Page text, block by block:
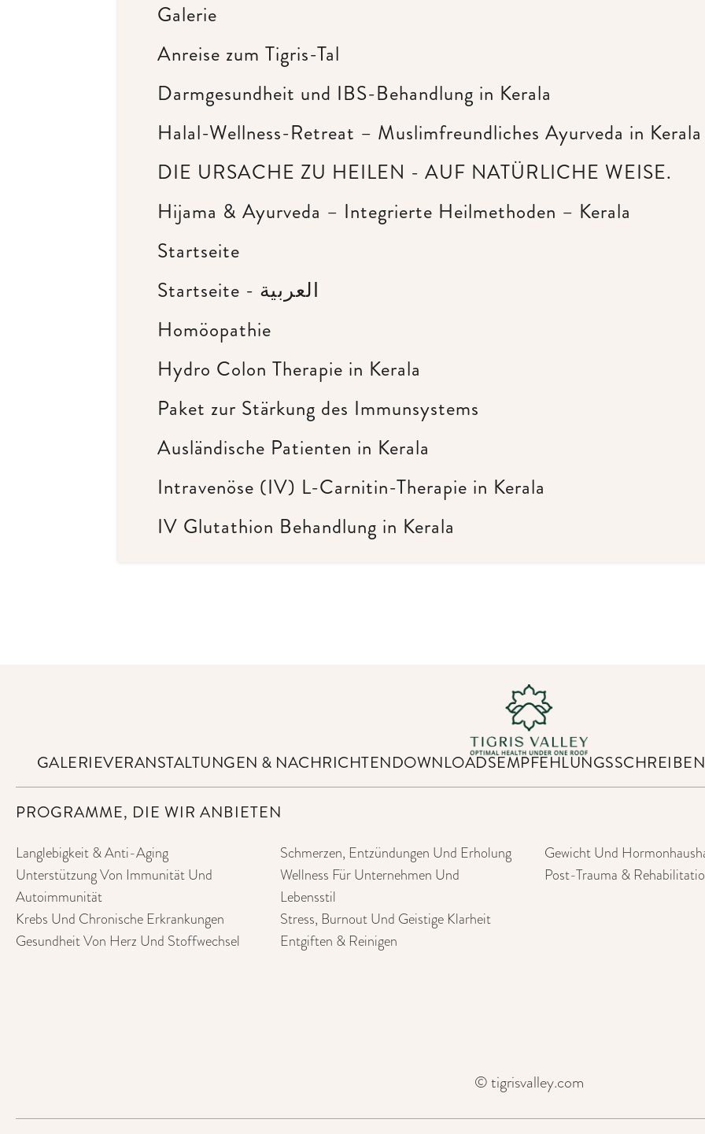
Galerie
Anreise zum Tigris-Tal
Darmgesundheit und IBS-Behandlung in Kerala
Halal-Wellness-Retreat – Muslimfreundliches Ayurveda in Kerala
DIE URSACHE ZU HEILEN - AUF NATÜRLICHE WEISE.
Hijama & Ayurveda – Integrierte Heilmethoden – Kerala
Startseite
Startseite - العربية
Homöopathie
Hydro Colon Therapie in Kerala
Paket zur Stärkung des Immunsystems
Ausländische Patienten in Kerala
Intravenöse (IV) L-Carnitin-Therapie in Kerala
IV Glutathion Behandlung in Kerala
GALERIEVERANSTALTUNGEN & NACHRICHTENDOWNLOADSEMPFEHLUNGSSCHREIBEN
PROGRAMME, DIE WIR ANBIETEN
Langlebigkeit & Anti-Aging
Unterstützung Von Immunität Und
Autoimmunität
Krebs Und Chronische Erkrankungen
Gesundheit Von Herz Und Stoffwechsel
Schmerzen, Entzündungen Und Erholung
Wellness Für Unternehmen Und
Lebensstil
Stress, Burnout Und Geistige Klarheit
Entgiften & Reinigen
Gewicht Und
Post-Trauma &
© tigrisvalley.com